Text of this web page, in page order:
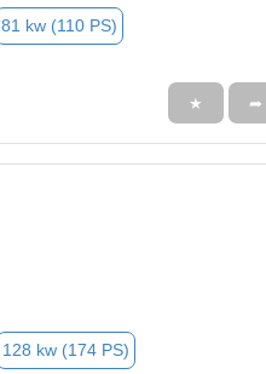
81 kw (110 PS)
★ ➦
128 kw (174 PS)